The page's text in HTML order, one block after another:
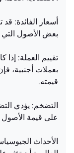
أسعار الفائدة:
بعض الأصول التي
تقييم العملة:
بعملات أجنبية،
قيمته.
التضخم: يؤدي
على قيمة
الأحداث